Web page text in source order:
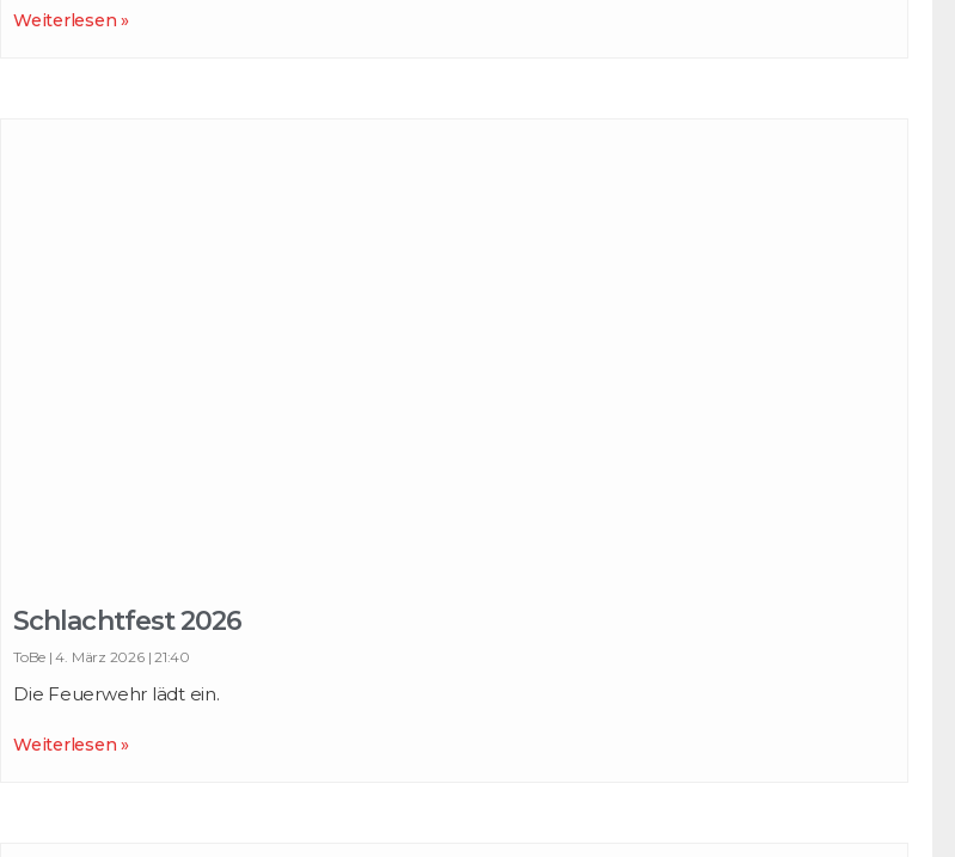
Weiterlesen »
Schlachtfest 2026
ToBe 4. März 2026 21:40
Die Feuerwehr lädt ein.
Weiterlesen »